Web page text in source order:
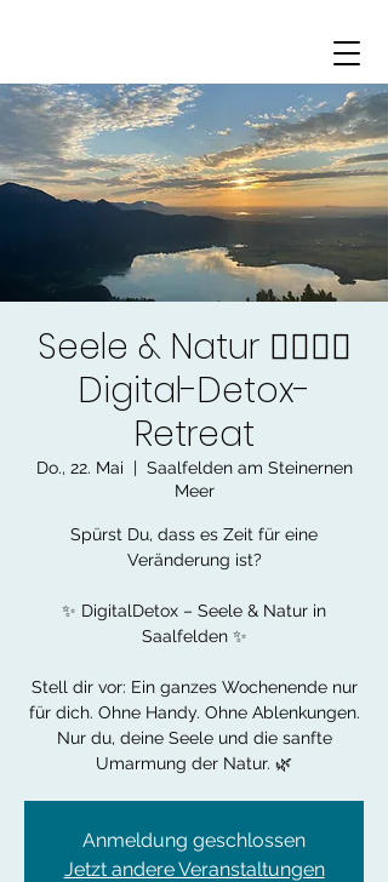
Seele & Natur 🧘🏻‍♀️⛰️
Digital-Detox-
Retreat
Do., 22. Mai
  |
Saalfelden am Steinernen
Meer
Spürst Du, dass es Zeit für eine
Veränderung ist?
✨ DigitalDetox – Seele & Natur in
Saalfelden ✨
Stell dir vor: Ein ganzes Wochenende nur
für dich. Ohne Handy. Ohne Ablenkungen.
Nur du, deine Seele und die sanfte
Umarmung der Natur. 🌿
Anmeldung geschlossen
Jetzt andere Veranstaltungen